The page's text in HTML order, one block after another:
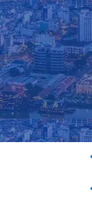
Skip
to
content